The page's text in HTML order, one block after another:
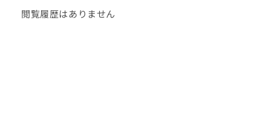
閲覧履歴はありません